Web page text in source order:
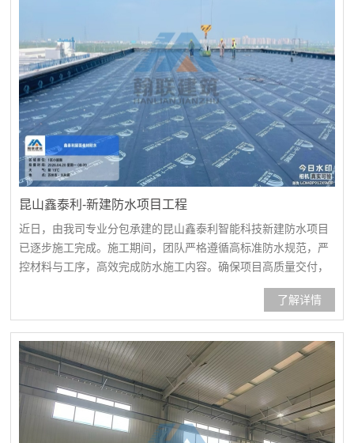
昆山鑫泰利-新建防水项目工程
近日，由我司专业分包承建的昆山鑫泰利智能科技新建防水项目
已逐步施工完成。施工期间，团队严格遵循高标准防水规范，严
控材料与工序，高效完成防水施工内容。确保项目高质量交付，
既彰显我司专业防水施工实力，也为鑫泰利智能项目后续运营筑
牢防护根基。人员入场培训、安全技术交底基层处理基层处理屋
面防水涂料喷涂施工屋面防水涂料喷涂施工屋面基层处理剂喷涂
施工卷材铺贴卷材铺贴卷材铺贴完工效果闭水试验闭水试验
了解详情